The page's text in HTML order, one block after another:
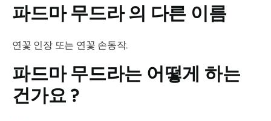
파드마 무드라의 다른 이름
연꽃 인장 또는 연꽃 손동작.
파드마 무드라는 어떻게 하는
건가요 ?